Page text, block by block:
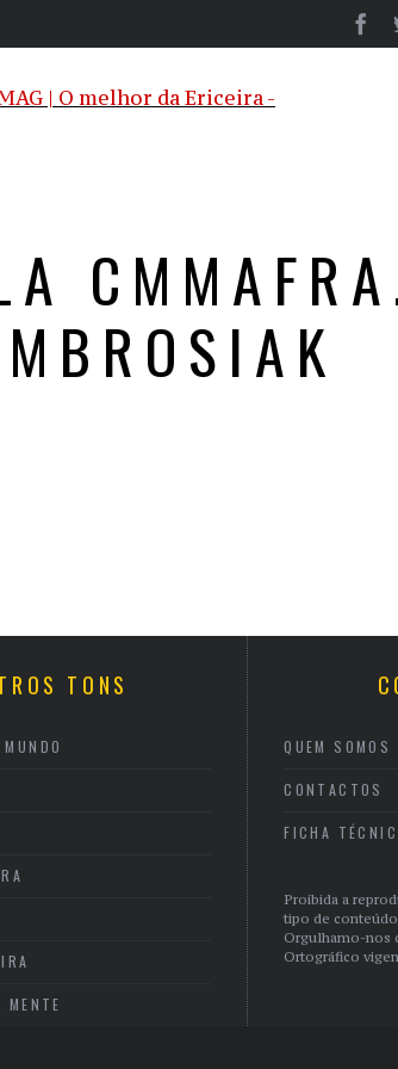
TONS
QUEM SOMOS
CONTACTOS
FICHA
Proibida a
tipo de
Orgulhamo-nos
Ortográfico